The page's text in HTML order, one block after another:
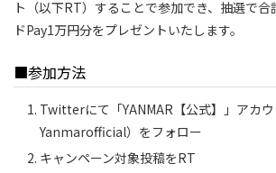
ト（以下RT）することで参加でき、抽選で合
ドPay1万円分をプレゼントいたします。
■参加方法
Twitterにて「YANMAR【公式】」アカ
Yanmarofficial）をフォロー
キャンペーン対象投稿をRT